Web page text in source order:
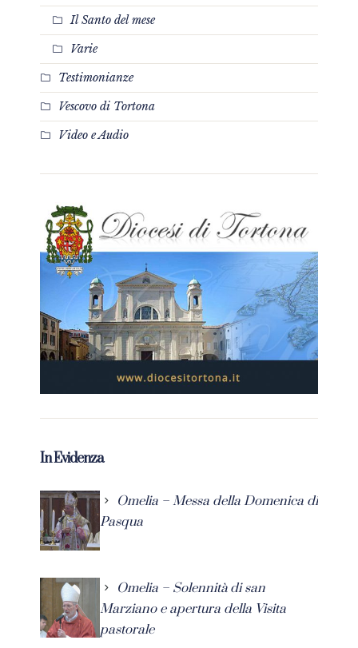
Il Santo del mese
Varie
Testimonianze
Vescovo di Tortona
Video e Audio
In Evidenza
Omelia – Messa della Domenica di
Pasqua
Omelia – Solennità di san
Marziano e apertura della Visita
pastorale